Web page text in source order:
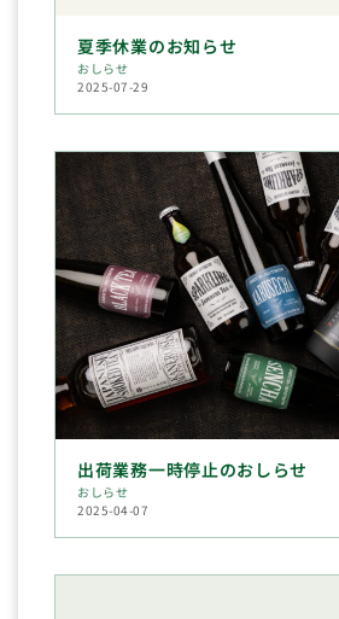
夏季休業のお知らせ
おしらせ
2025-07-29
出荷業務一時停止のおしらせ
おしらせ
2025-04-07